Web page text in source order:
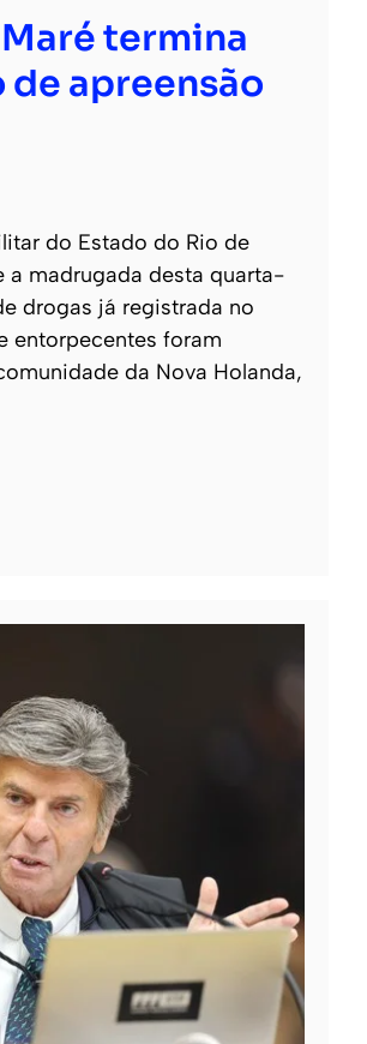
termina
apreensão
do Estado do Rio de
a madrugada desta quarta-
drogas já registrada no
entorpecentes foram
da Nova Holanda,